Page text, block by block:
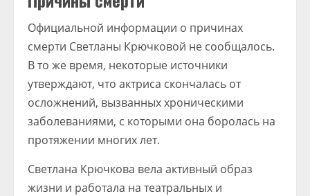
Официальной информации о причинах
смерти Светланы Крючковой не сообщалось.
В то же время, некоторые источники
утверждают, что актриса скончалась от
осложнений, вызванных хроническими
заболеваниями, с которыми она боролась на
протяжении многих лет.
Светлана Крючкова вела активный образ
жизни и работала на театральных и